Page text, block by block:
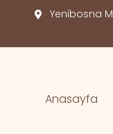
Yenibosna
Anasayfa